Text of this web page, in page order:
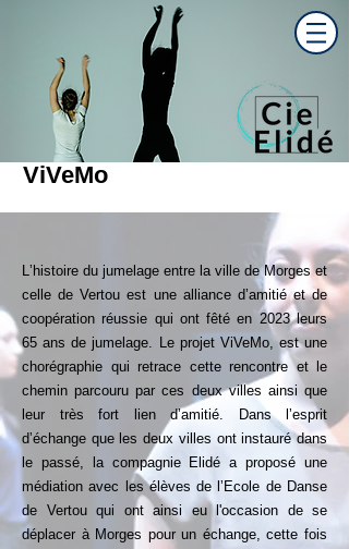
ViVeMo
Lʼhistoire du jumelage entre la ville de Morges et
celle de Vertou est une alliance dʼamitié et de
coopération réussie qui ont fêté en 2023 leurs
65 ans de jumelage. Le projet ViVeMo, est une
chorégraphie qui retrace cette rencontre et le
chemin parcouru par ces deux villes ainsi que
leur très fort lien dʼamitié. Dans lʼesprit
dʼéchange que les deux villes ont instauré dans
le passé, la compagnie Elidé a proposé une
médiation avec les élèves de lʼEcole de Danse
de Vertou qui ont ainsi eu l'occasion de se
déplacer à Morges pour un échange, cette fois